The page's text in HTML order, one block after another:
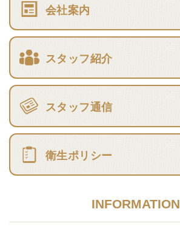
会社案内
スタッフ紹介
スタッフ通信
衛生ポリシー
INFORMATION